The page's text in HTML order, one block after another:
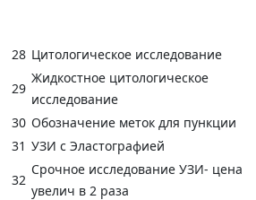
28 Цитологическое исследование
29
Жидкостное цитологическое
исследование
30 Обозначение меток для пункции
31 УЗИ с Эластографией
32
Срочное исследование УЗИ- цена
увелич в 2 раза